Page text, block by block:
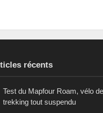
récents
Test du Mapfour Roam, vélo de
trekking tout suspendu